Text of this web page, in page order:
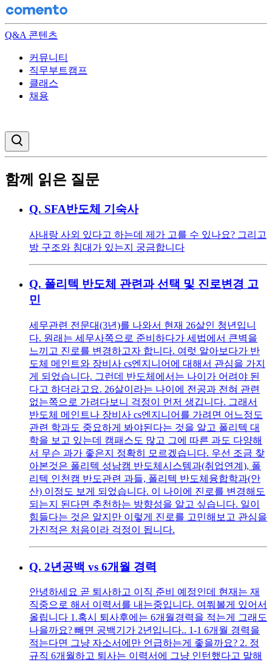
Q&A 콘텐츠
커뮤니티
직무부트캠프
클래스
채용
함께 읽은 질문
Q. SFA반도체 기숙사
사내랑 사외 있다고 하는데 제가 고를 수 있나요? 그리고
방 구조와 침대가 있는지 궁금합니다
Q. 폴리텍 반도체 관련과 선택 및 진로변경 고
민
세무관련 전문대(3년)를 나와서 현재 26살인 청년입니
다. 원래는 세무사쪽으로 준비하다가 세법에서 큰벽을
느끼고 진로를 변경하고자 합니다. 여럿 알아보다가 반
도체 메인트와 장비사 cs엔지니어에 대해서 관심을 가지
게 되었습니다. 그런데 반도체에서는 나이가 어려야 된
다고 하더라고요. 26살이라는 나이에 전공과 전혀 관련
없는쪽으로 가려다보니 걱정이 먼저 생깁니다. 그래서
반도체 메인트나 장비사 cs엔지니어를 가려면 어느정도
관련 학과도 중요하게 봐야된다는 것을 알고 폴리텍 대
학을 보고 있는데 캠패스도 많고 그에 따른 과도 다양해
서 무슨 과가 좋은지 정확히 모르겠습니다. 우선 조금 찾
아본것은 폴리텍 성남캠 반도체시스템과(취업연계), 폴
리텍 인천캠 반도관련 과들, 폴리텍 반도체융합학과(안
산) 이정도 보게 되었습니다. 이 나이에 진로를 변경해도
되는지 된다면 추천하는 방향성을 알고 싶습니다. 일이
힘들다는 것은 알지만 이렇게 진로를 고민해보고 관심을
가진적은 처음이라 걱정이 됩니다.
Q. 2년공백 vs 6개월 경력
안녕하세요 곧 퇴사하고 이직 준비 예정인데 현재는 재
직중으로 해서 이력서를 내는중입니다. 여쭤볼게 있어서
올립니다 1.혹시 퇴사후에는 6개월경력을 적는게 그래도
나을까요? 빼면 공백기가 2년입니다.. 1-1 6개월 경력을
적는다면 그냥 자소서에만 언급하는게 좋을까요? 2. 정
규직 6개월하고 퇴사는 이력서에 그냥 인턴했다고 말해